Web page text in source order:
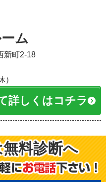
ム
新町2-18
）
詳しくはコチラ
料診断へ